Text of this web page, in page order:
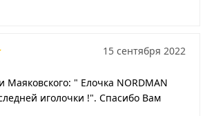
15 сентября 2022
Маяковского: " Елочка NORDMAN
иголочки !". Спасибо Вам